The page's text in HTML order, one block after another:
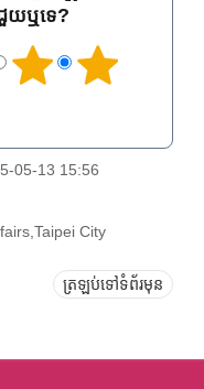
យឬទេ?
05-13 15:56
City
ត្រឡប់ទៅទំព័រមុន